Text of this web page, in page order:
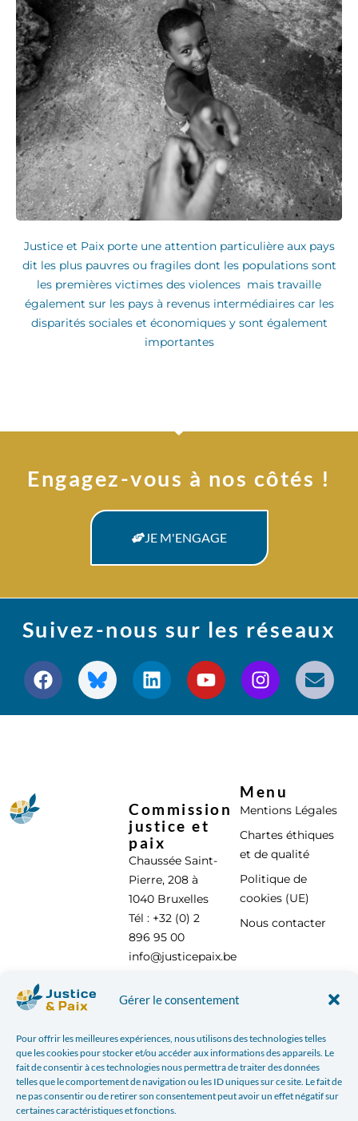
Gérer le consentement
Pour offrir les meilleures expériences, nous utilisons des technologies telles
que les cookies pour stocker et/ou accéder aux informations des appareils. Le
fait de consentir à ces technologies nous permettra de traiter des données
telles que le comportement de navigation ou les ID uniques sur ce site. Le fait de
ne pas consentir ou de retirer son consentement peut avoir un effet négatif sur
certaines caractéristiques et fonctions.
Justice et Paix porte une attention particulière aux pays
dit les plus pauvres ou fragiles dont les populations sont
les premières victimes des violences mais travaille
également sur les pays à revenus intermédiaires car les
disparités sociales et économiques y sont également
importantes
Engagez-vous à nos côtés !
JE M'ENGAGE
Suivez-nous sur les réseaux
Commission
justice et
paix
Chaussée Saint-
Pierre, 208 à
1040 Bruxelles
Tél : +32 (0) 2
896 95 00
info@justicepaix.be
Menu
Mentions Légales
Chartes éthiques
et de qualité
Politique de
cookies (UE)
Nous contacter